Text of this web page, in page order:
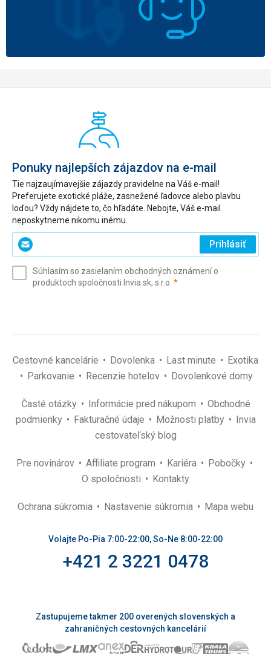
Ponuky najlepších zájazdov na e-mail
Tie najzaujímavejšie zájazdy pravidelne na Váš e-mail!
Preferujete exotické pláže, zasnežené ľadovce alebo plavbu
loďou? Vždy nájdete to, čo hľadáte. Nebojte, Váš e-mail
neposkytneme nikomu inému.
Zadajte
svoj
(povinné)
Prihlásiť
Súhlasím so zasielaním obchodných oznámení o
produktoch spoločnosti Invia.sk, s.r.o. *(povinné)
Cestovné kancelárie Dovolenka Last minute
Exotika
Parkovanie
Recenzie hotelov Dovolenkové domy
Časté otázky Informácie pred nákupom
Obchodné
podmienky
Fakturačné údaje Možnosti platby
Invia
cestovateľský blog
Pre novinárov Affiliate program Kariéra
Pobočky
O spoločnosti
Kontakty
Ochrana súkromia Nastavenie súkromia Mapa webu
Volajte Po-Pia 7:00-22:00, So-Ne 8:00-22:00
+421 2 3221 0478
Zastupujeme takmer 200 overených slovenských a
zahraničných cestovných kancelárií